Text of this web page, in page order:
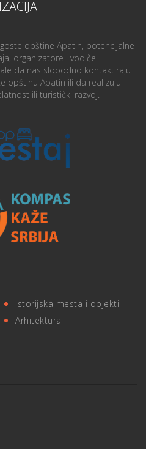
opštine Apatin, potencijalne
organizatore i vodiče
da nas slobodno kontaktiraju
opštinu Apatin ili da realizuju
ili turistički razvoj.
Istorijska mesta i objekti
Arhitektura